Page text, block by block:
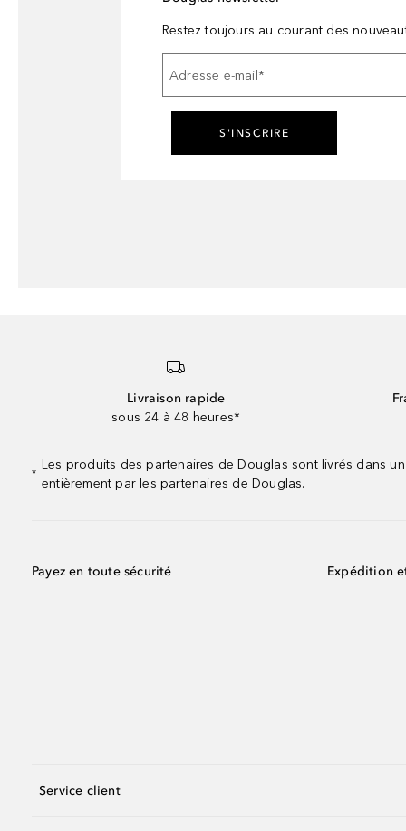
Restez toujours au courant des
Adresse e-mail *
S'INSCRIRE
Livraison rapide
sous 24 à 48 heures*
*
Les produits des partenaires de Douglas sont livrés dans
entièrement par les partenaires de Douglas.
Payez en toute sécurité Expédition
Service client